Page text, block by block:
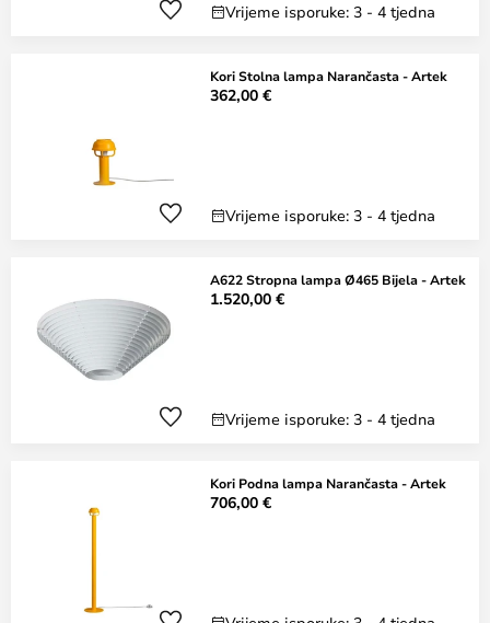
Vrijeme isporuke: 3 - 4 tjedna
Kori Stolna lampa Narančasta - Artek
362,00 €
Vrijeme isporuke: 3 - 4 tjedna
A622 Stropna lampa Ø465 Bijela - Artek
1.520,00 €
Vrijeme isporuke: 3 - 4 tjedna
Kori Podna lampa Narančasta - Artek
706,00 €